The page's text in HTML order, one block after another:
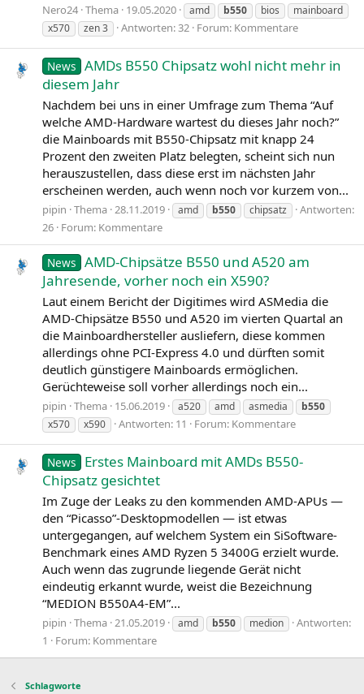
Nero24 Thema 19.05.2020 amd b550 bios
mainboard
x570
zen 3 Antworten: 32 Forum: Kommentare
News AMDs B550 Chipsatz wohl nicht mehr in
diesem Jahr
Nachdem bei uns in einer Umfrage zum Thema “Auf
welche AMD-Hardware wartest du dieses Jahr noch?”
die Mainboards mit B550-Chipsatz mit knapp 24
Prozent den zweiten Platz belegten, scheint sich nun
herauszustellen, dass diese erst im nächsten Jahr
erscheinen werden, auch wenn noch vor kurzem von...
pipin Thema 28.11.2019 amd b550 chipsatz
Antworten:
26 Forum: Kommentare
News AMD-Chipsätze B550 und A520 am
Jahresende, vorher noch ein X590?
Laut einem Bericht der Digitimes wird ASMedia die
AMD-Chipsätze B550 und A520 im vierten Quartal an
die Mainboardhersteller ausliefern, diese kommen
allerdings ohne PCI-Express 4.0 und dürften somit
deutlich günstigere Mainboards ermöglichen.
Gerüchteweise soll vorher allerdings noch ein...
pipin Thema 15.06.2019 a520 amd asmedia
b550
x570
x590 Antworten: 11 Forum: Kommentare
News
Erstes Mainboard mit AMDs B550-
Chipsatz gesichtet
Im Zuge der Leaks zu den kommenden AMD-APUs —
den “Picasso”-Desktopmodellen — ist etwas
untergegangen, auf welchem System ein SiSoftware-
Benchmark eines AMD Ryzen 5 3400G erzielt wurde.
Auch wenn das zugrunde liegende Gerät nicht
eindeutig erkannt wurde, weist die Bezeichnung
“MEDION B550A4-EM”...
pipin Thema 21.05.2019 amd b550 medion
Antworten:
1
Forum: Kommentare
Schlagworte